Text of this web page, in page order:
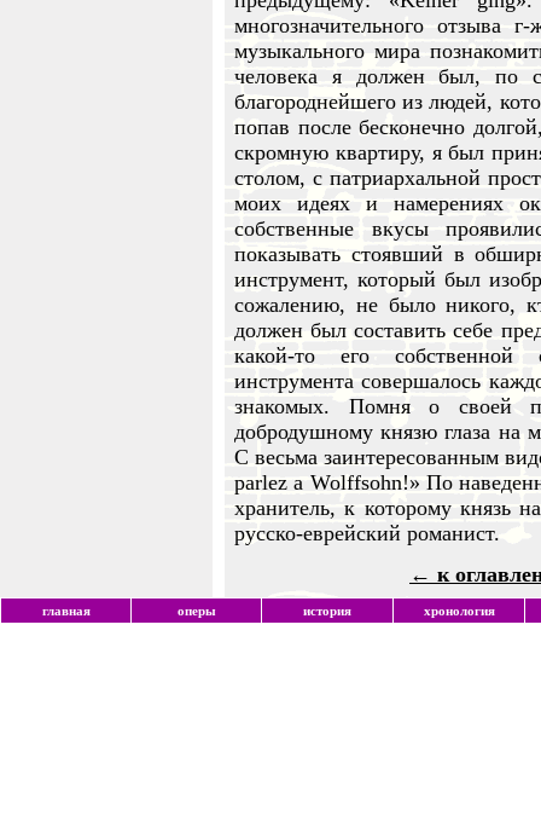
многозначительного отзыва
музыкального мира
человека я должен был, по
благороднейшего из людей,
попав после бесконечно
скромную квартиру, я был
столом, с патриархальной
моих идеях и намерениях
собственные вкусы
показывать стоявший в
инструмент, который был
сожалению, не было никого,
должен был составить себе
какой-то его собственной
инструмента совершалось
знакомых. Помня о своей
добродушному князю глаза на
С весьма заинтересованным
parlez a Wolffsohn!» По
хранитель, к которому князь
русско-еврейский романист.
← к
главная оперы история хронология